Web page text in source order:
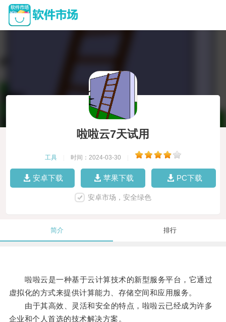
啦啦云7天试用
工具 时间：2024-03-30
安卓下载 苹果下载 PC下载
安卓市场，安全绿色
简介 排行
啦啦云是一种基于云计算技术的新型服务平台，它通过
虚拟化的方式来提供计算能力、存储空间和应用服务。
由于其高效、灵活和安全的特点，啦啦云已经成为许多
企业和个人首选的技术解决方案。